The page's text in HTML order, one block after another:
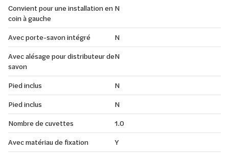
Convient pour une installation en
coin à gauche
N
Avec porte-savon intégré
N
Avec alésage pour distributeur de
savon
N
Pied inclus
N
Pied inclus
N
Nombre de cuvettes
1.0
Avec matériau de fixation
Y